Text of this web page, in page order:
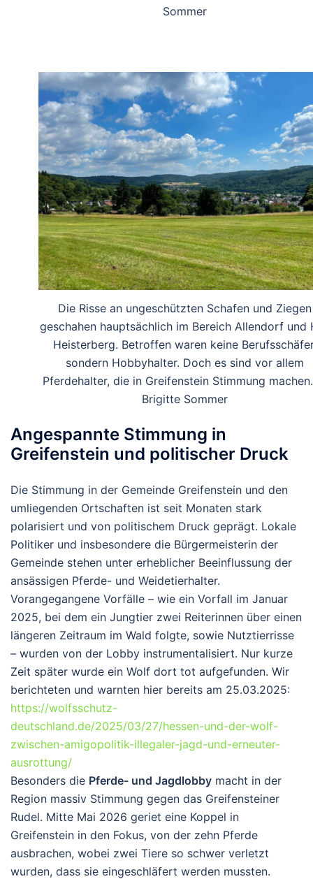
Sommer
Die Risse an ungeschützten Schafen und Ziegen
geschahen hauptsächlich im Bereich Allendorf und
Heisterberg. Betroffen waren keine
sondern Hobbyhalter. Doch es sind vor allem
Pferdehalter, die in Greifenstein Stimmung
Brigitte Sommer
Angespannte Stimmung in
Greifenstein und politischer Druck
Die Stimmung in der Gemeinde Greifenstein und den
umliegenden Ortschaften ist seit Monaten stark
polarisiert und von politischem Druck geprägt. Lokale
Politiker und insbesondere die Bürgermeisterin der
Gemeinde stehen unter erheblicher Beeinflussung der
ansässigen Pferde- und Weidetierhalter.
Vorangegangene Vorfälle – wie ein Vorfall im Januar
2025, bei dem ein Jungtier zwei Reiterinnen über einen
längeren Zeitraum im Wald folgte, sowie Nutztierrisse
– wurden von der Lobby instrumentalisiert. Nur kurze
Zeit später wurde ein Wolf dort tot aufgefunden. Wir
berichteten und warnten hier bereits am 25.03.2025:
https://wolfsschutz-
deutschland.de/2025/03/27/hessen-und-der-wolf-
zwischen-amigopolitik-illegaler-jagd-und-erneuter-
ausrottung/
Besonders die Pferde- und Jagdlobby macht in der
Region massiv Stimmung gegen das Greifensteiner
Rudel. Mitte Mai 2026 geriet eine Koppel in
Greifenstein in den Fokus, von der zehn Pferde
ausbrachen, wobei zwei Tiere so schwer verletzt
wurden, dass sie eingeschläfert werden mussten.